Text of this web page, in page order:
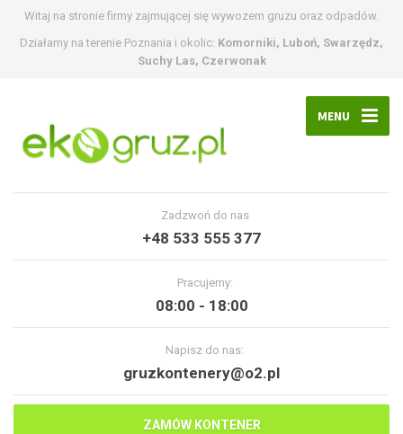
Witaj na stronie firmy zajmującej się wywozem gruzu oraz odpadów.
Działamy na terenie Poznania i okolic: Komorniki, Luboń, Swarzędz,
Suchy Las, Czerwonak
MENU
Zadzwoń do nas
+48 533 555 377
Pracujemy:
08:00 - 18:00
Napisz do nas:
gruzkontenery@o2.pl
ZAMÓW KONTENER